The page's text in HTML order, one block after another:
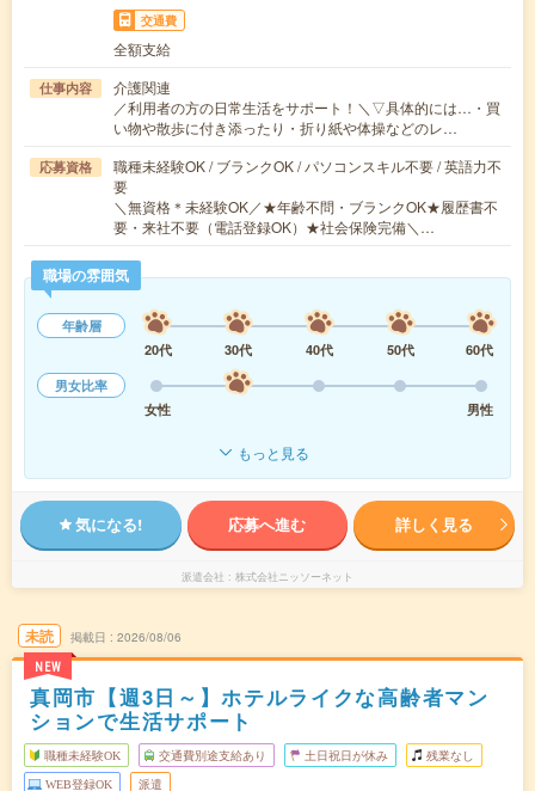
交通費
全額支給
仕事内容
介護関連
／利用者の方の日常生活をサポート！＼▽具体的には…・買
い物や散歩に付き添ったり・折り紙や体操などのレ…
応募資格
職種未経験OK / ブランクOK / パソコンスキル不要 / 英語力不
要
＼無資格＊未経験OK／★年齢不問・ブランクOK★履歴書不
要・来社不要（電話登録OK）★社会保険完備＼…
職場の雰囲気
年齢層
20代
30代 40代 50代
60代
男女比率
女性
男性
もっと見る
気になる! 応募へ進む 詳しく見る
派遣会社 株式会社ニッソーネット
未読
NEW
掲載日 2026/08/06
真岡市【週3日～】ホテルライクな高齢者マン
ションで生活サポート
職種未経験OK 交通費別途支給あり 土日祝日が休み 残業なし
WEB登録OK 派遣